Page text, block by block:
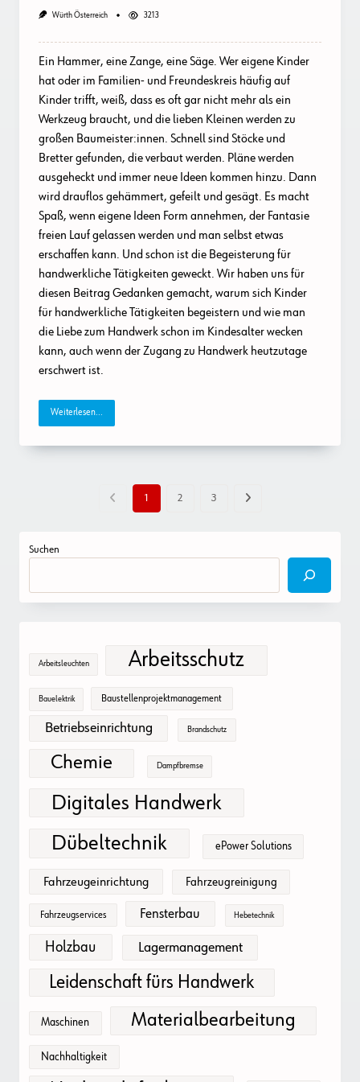
Würth Österreich 3213
Ein Hammer, eine Zange, eine Säge. Wer eigene Kinder
hat oder im Familien- und Freundeskreis häufig auf
Kinder trifft, weiß, dass es oft gar nicht mehr als ein
Werkzeug braucht, und die lieben Kleinen werden zu
großen Baumeister:innen. Schnell sind Stöcke und
Bretter gefunden, die verbaut werden. Pläne werden
ausgeheckt und immer neue Ideen kommen hinzu. Dann
wird drauflos gehämmert, gefeilt und gesägt. Es macht
Spaß, wenn eigene Ideen Form annehmen, der Fantasie
freien Lauf gelassen werden und man selbst etwas
erschaffen kann. Und schon ist die Begeisterung für
handwerkliche Tätigkeiten geweckt. Wir haben uns für
diesen Beitrag Gedanken gemacht, warum sich Kinder
für handwerkliche Tätigkeiten begeistern und wie man
die Liebe zum Handwerk schon im Kindesalter wecken
kann, auch wenn der Zugang zu Handwerk heutzutage
erschwert ist.
Weiterlesen...
1 2 3
Suchen
Arbeitsleuchten Arbeitsschutz
Bauelektrik Baustellenprojektmanagement
Betriebseinrichtung Brandschutz
Chemie Dampfbremse
Digitales Handwerk
Dübeltechnik
ePower Solutions
Fahrzeugeinrichtung Fahrzeugreinigung
Fahrzeugservices Fensterbau Hebetechnik
Holzbau Lagermanagement
Leidenschaft fürs Handwerk
Maschinen Materialbearbeitung
Nachhaltigkeit